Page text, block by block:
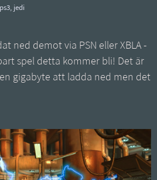
ps3, jedi
ned demot via PSN eller XBLA -
spel detta kommer bli! Det är
gigabyte att ladda ned men det